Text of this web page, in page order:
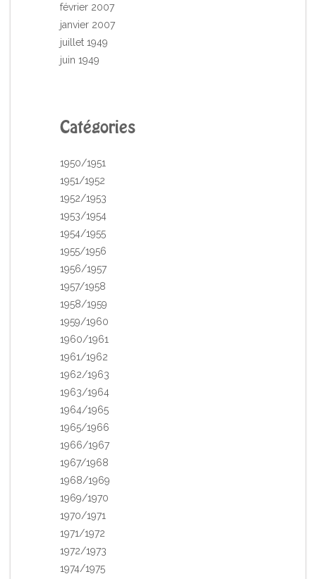
février 2007
janvier 2007
juillet 1949
juin 1949
Catégories
1950/1951
1951/1952
1952/1953
1953/1954
1954/1955
1955/1956
1956/1957
1957/1958
1958/1959
1959/1960
1960/1961
1961/1962
1962/1963
1963/1964
1964/1965
1965/1966
1966/1967
1967/1968
1968/1969
1969/1970
1970/1971
1971/1972
1972/1973
1974/1975